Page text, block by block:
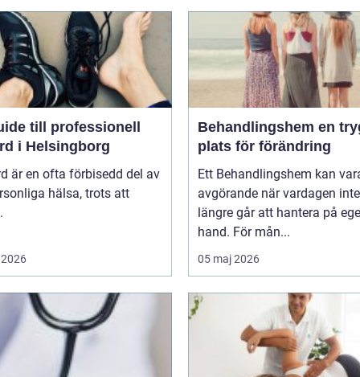
till professionell
i Helsingborg
är en ofta förbisedd del av
hälsa, trots att
Behandlingshem en trygg
plats för förändring
Ett Behandlingshem kan
avgörande när vardagen inte
längre går att hantera på
hand. För mån...
05 maj 2026